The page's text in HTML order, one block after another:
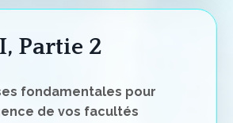
Partie 2
fondamentales pour
de vos facultés